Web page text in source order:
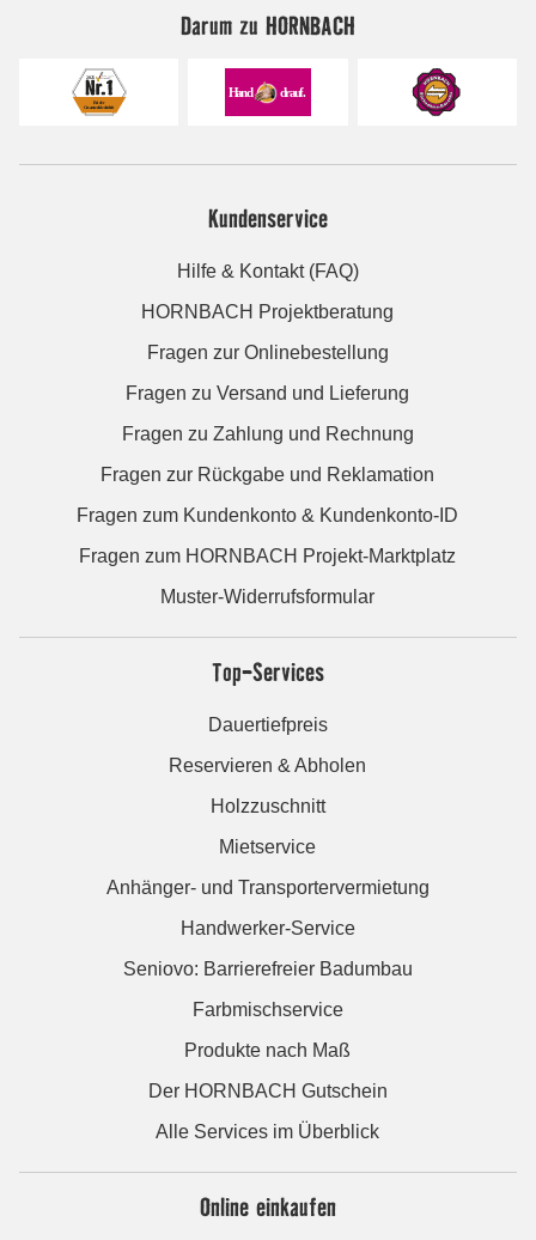
Darum zu HORNBACH
Kundenservice
Hilfe & Kontakt (FAQ)
HORNBACH Projektberatung
Fragen zur Onlinebestellung
Fragen zu Versand und Lieferung
Fragen zu Zahlung und Rechnung
Fragen zur Rückgabe und Reklamation
Fragen zum Kundenkonto & Kundenkonto-ID
Fragen zum HORNBACH Projekt-Marktplatz
Muster-Widerrufsformular
Top-Services
Dauertiefpreis
Reservieren & Abholen
Holzzuschnitt
Mietservice
Anhänger- und Transportervermietung
Handwerker-Service
Seniovo: Barrierefreier Badumbau
Farbmischservice
Produkte nach Maß
Der HORNBACH Gutschein
Alle Services im Überblick
Online einkaufen